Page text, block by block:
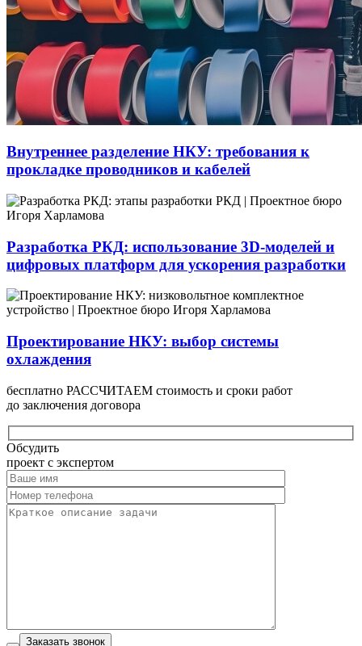
Внутреннее разделение НКУ: требования к
прокладке проводников и кабелей
Разработка РКД: использование 3D-моделей и
цифровых платформ для ускорения разработки
Проектирование НКУ: выбор системы
охлаждения
бесплатно РАССЧИТАЕМ стоимость и сроки работ
до заключения договора
Обсудить
проект с экспертом
Заказать звонок